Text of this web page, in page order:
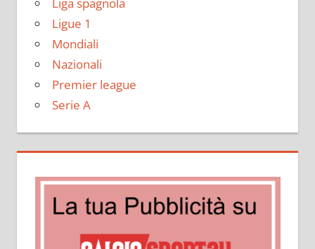
Ligue 1
Mondiali
Nazionali
Premier league
Serie A